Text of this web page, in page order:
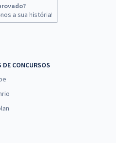
mais.
a sua história!
DE CONCURSOS